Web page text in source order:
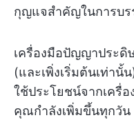
กุญแจสำคัญในการบ
เครื่องมือปัญญาประดิ
(และเพิ่งเริ่มต้นเท่า
ใช้ประโยชน์จากเครื่
คุณกำลังเพิ่มขึ้นทุกวัน